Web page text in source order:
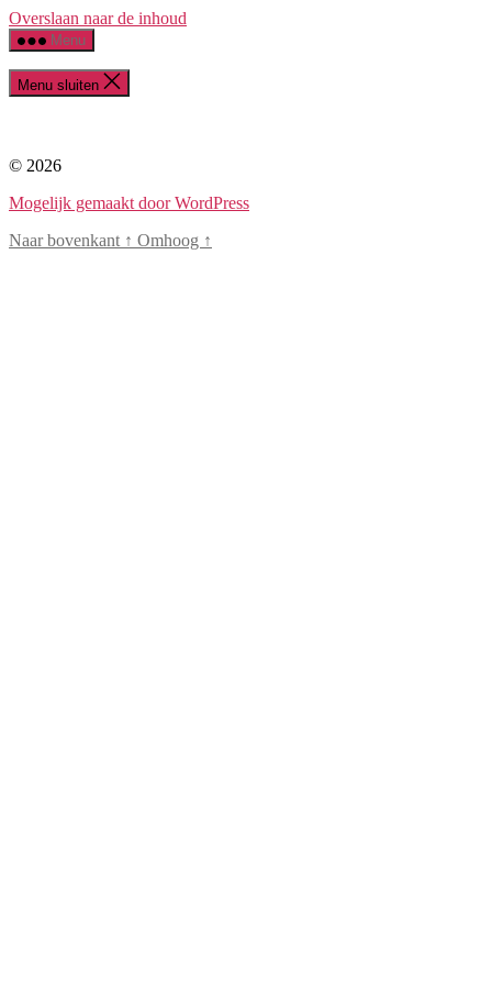
Overslaan naar de inhoud
Menu
Menu sluiten
© 2026
Mogelijk gemaakt door WordPress
Naar bovenkant ↑ Omhoog ↑